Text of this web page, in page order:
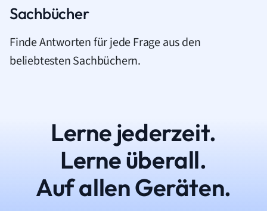
Sachbücher
Finde Antworten für jede Frage aus den
beliebtesten Sachbüchern.
Lerne jederzeit.
Lerne überall.
Auf allen Geräten.